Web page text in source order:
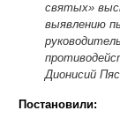
святых»
выявлению
Дионисий
Постановили: